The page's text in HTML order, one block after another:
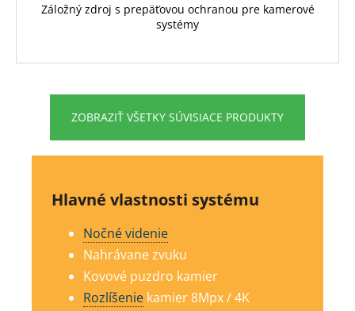
Záložný zdroj s prepäťovou ochranou pre kamerové
systémy
ZOBRAZIŤ VŠETKY SÚVISIACE PRODUKTY
Hlavné vlastnosti systému
Nočné videnie
Nahrávane zvuku
Kovové puzdro kamier
Rozlíšenie kamier 8Mpx / 4K